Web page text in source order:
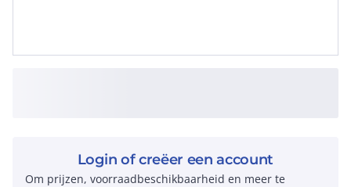
Login of creëer een account
Om prijzen, voorraadbeschikbaarheid en meer te